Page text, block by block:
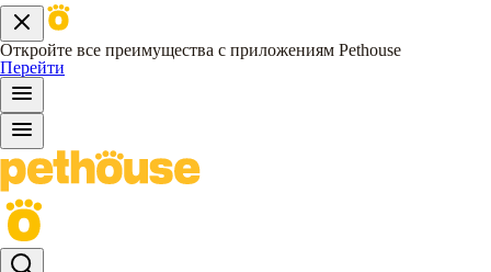
Откройте все преимущества с приложениям Pethouse
Перейти